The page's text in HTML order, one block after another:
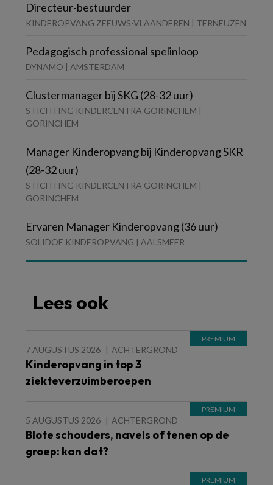
Directeur-bestuurder
KINDEROPVANG ZEEUWS-VLAANDEREN | TERNEUZEN
Pedagogisch professional spelinloop
DYNAMO | AMSTERDAM
Clustermanager bij SKG (28-32 uur)
STICHTING KINDERCENTRA GORINCHEM |
GORINCHEM
Manager Kinderopvang bij Kinderopvang SKR
(28-32 uur)
STICHTING KINDERCENTRA GORINCHEM |
GORINCHEM
Ervaren Manager Kinderopvang (36 uur)
SOLIDOE KINDEROPVANG | AALSMEER
Lees ook
7 AUGUSTUS 2026 ACHTERGROND
Kinderopvang in top 3
ziekteverzuimberoepen
5 AUGUSTUS 2026 ACHTERGROND
Blote schouders, navels of tenen op de
groep: kan dat?